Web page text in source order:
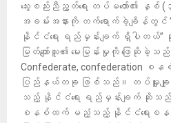
သွေးစည်းညီညွတ်ရေး တပ်မတော်၏ နှစ် (၃
အခမ်းအနားကို တက်ရောက်ခဲ့ချိန်တွင်
နိုင်ငံရေး ရည်မှန်းချက် ရှိပါတယ်” ဆို
မြတ်ကျော်သူ၏ မေးမြန်းမှုကို ဖြေ
Confederate, confederation
ပြည်နယ်တခု ဖြစ်သည်။ တပ်မှူးချု
သည့် နိုင်ငံရေး ရည်မှန်းချက် ဆို
စနစ်ထက် မညံ့သည့် နိုင်ငံရေးစနစ်တခု